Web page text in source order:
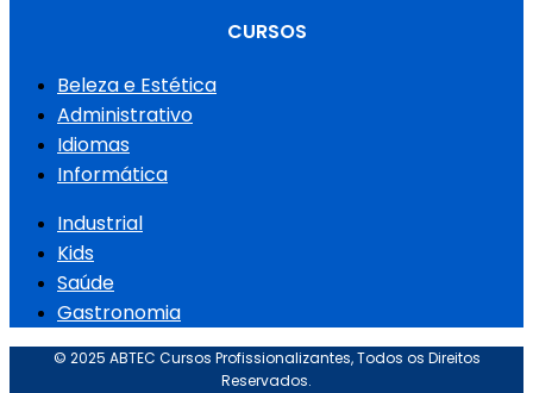
CURSOS
Beleza e Estética
Administrativo
Idiomas
Informática
Industrial
Kids
Saúde
Gastronomia
© 2025 ABTEC Cursos Profissionalizantes, Todos os Direitos
Reservados.